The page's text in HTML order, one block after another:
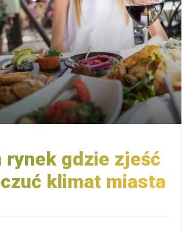
rynek gdzie zjeść
klimat miasta